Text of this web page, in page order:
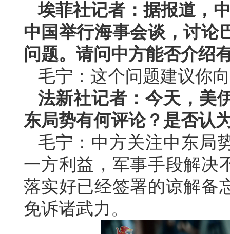
埃菲社记者：据报道，
中国举行海事会谈，讨论
问题。请问中方能否介绍
毛宁：这个问题建议你
法新社记者：今天，美
东局势有何评论？是否认
毛宁：中方关注中东局
一方利益，军事手段解决
落实好已经签署的谅解备
免诉诸武力。